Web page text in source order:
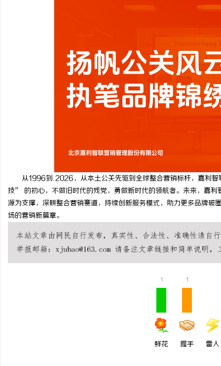
从1996到 2026，从本土公关先驱到全球整合营销标杆，嘉利智
技” 的初心，不做旧时代的残党，勇做新时代的领航者。未来，嘉
源为支撑，深耕整合营销赛道，持续创新服务模式，助力更多品牌
场的营销新篇章。
1
鲜花
1
握手 雷人